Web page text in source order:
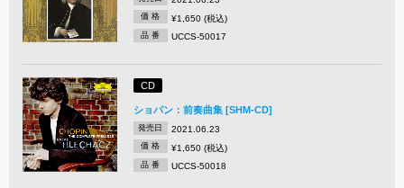
価 格 ¥1,650 (税込)
品 番 UCCS-50017
CD
ショパン：前奏曲集 [SHM-CD]
発売日 2021.06.23
価 格 ¥1,650 (税込)
品 番 UCCS-50018